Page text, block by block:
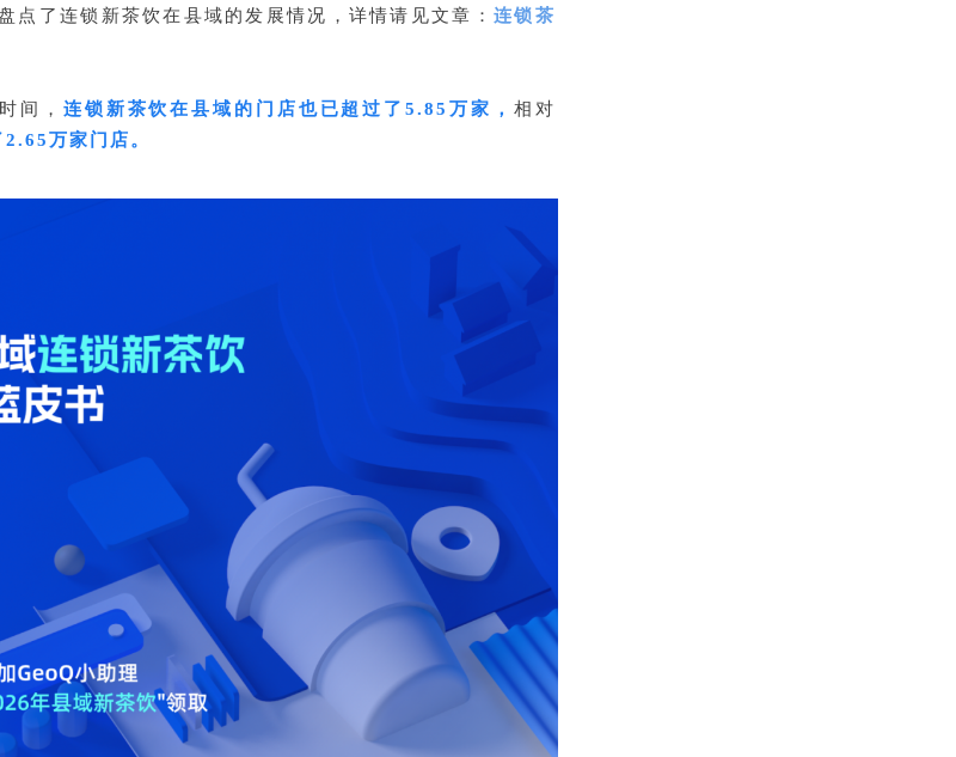
点了连锁新茶饮在县域的发展情况，详情请见文章： 连锁茶
间， 连锁新茶饮在县域的门店也已超过了5.85万家， 相对
万家门店。